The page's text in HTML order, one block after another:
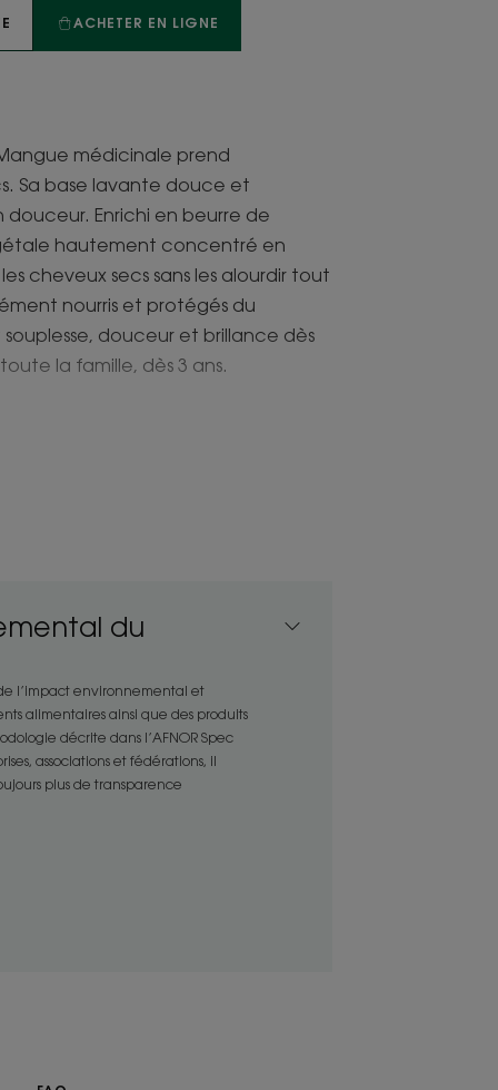
ACHETER EN LIGNE
médicinale prend
Sa base lavante douce et
Enrichi en beurre de
hautement concentré en
cheveux secs sans les alourdir tout
nourris et protégés du
douceur et brillance dès
la famille, dès 3 ans.
gourmands de nutrition.
la fibre capillaire sans l’alourdir
protégés du dessèchement par le
végétale hautement nutritif.
du
l’impact environnemental et
alimentaires ainsi que des produits
décrite dans l’AFNOR Spec
associations et fédérations, il
plus de transparence